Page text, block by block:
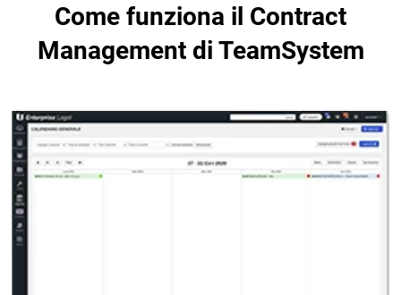
Come funziona il Contract
Management di TeamSystem